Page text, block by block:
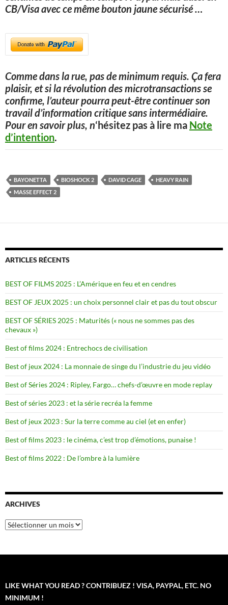
CB/Visa avec ce même bouton jaune sécurisé…
Comme dans la rue, pas de minimum requis. Ça fera
plaisir, et si la révolution des microtransactions se
confirme, l’auteur pourra peut-être continuer son
travail d’information critique sans intermédiaire.
Pour en savoir plus, n‘hésitez pas à lire ma Note
d’intention.
BAYONETTA BIOSHOCK 2 DAVID CAGE
HEAVY RAIN
MASSE EFFECT 2
ARTICLES RÉCENTS
BEST OF FILMS 2025 : L’Amérique en feu et en cendres
BEST OF JEUX 2025 : un choix personnel clair et pas du tout obscur
BEST OF SÉRIES 2025 : Maturités (« nous ne sommes pas des
chevaux »)
Best of films 2024 : Entrechocs de civilisation
Best of jeux 2024 : La monnaie de singe du l’industrie du jeu vidéo
Best of Séries 2024 : Ripley, Fargo… chefs-d’œuvre en mode replay
Best of séries 2023 : et la série recréa la femme
Best of jeux 2023 : Sur la terre comme au ciel (et en enfer)
Best of films 2023 : le cinéma, c’est trop d’émotions, punaise !
Best of films 2022 : De l’ombre à la lumière
ARCHIVES
Archives
LIKE WHAT YOU READ ? CONTRIBUEZ ! VISA, PAYPAL, ETC. NO
MINIMUM !